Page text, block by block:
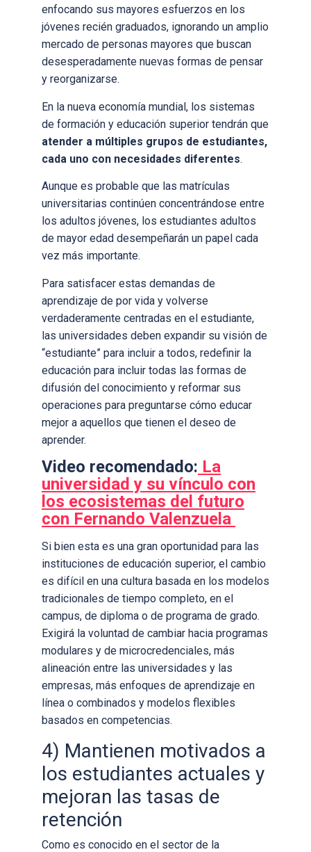
enfocando sus mayores esfuerzos en los
jóvenes recién graduados, ignorando un amplio
mercado de personas mayores que buscan
desesperadamente nuevas formas de pensar
y reorganizarse.
En la nueva economía mundial, los sistemas
de formación y educación superior tendrán que
atender a múltiples grupos de estudiantes,
cada uno con necesidades diferentes.
Aunque es probable que las matrículas
universitarias continúen concentrándose entre
los adultos jóvenes, los estudiantes adultos
de mayor edad desempeñarán un papel cada
vez más importante.
Para satisfacer estas demandas de
aprendizaje de por vida y volverse
verdaderamente centradas en el estudiante,
las universidades deben expandir su visión de
“estudiante” para incluir a todos, redefinir la
educación para incluir todas las formas de
difusión del conocimiento y reformar sus
operaciones para preguntarse cómo educar
mejor a aquellos que tienen el deseo de
aprender.
Video recomendado: La
universidad y su vínculo con
los ecosistemas del futuro
con Fernando Valenzuela
Si bien esta es una gran oportunidad para las
instituciones de educación superior, el cambio
es difícil en una cultura basada en los modelos
tradicionales de tiempo completo, en el
campus, de diploma o de programa de grado.
Exigirá la voluntad de cambiar hacia programas
modulares y de microcredenciales, más
alineación entre las universidades y las
empresas, más enfoques de aprendizaje en
línea o combinados y modelos flexibles
basados en competencias.
4) Mantienen motivados a
los estudiantes actuales y
mejoran las tasas de
retención
Como es conocido en el sector de la